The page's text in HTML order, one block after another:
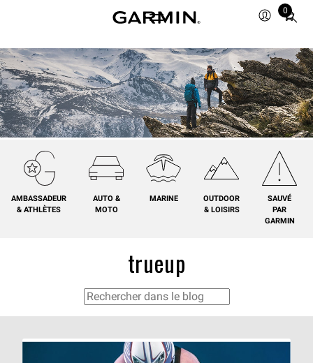
0
Total
in
cart:
0
AMBASSADEUR
& ATHLÈTES
AUTO &
MOTO
MARINE
OUTDOOR
& LOISIRS
SAUVÉ
PAR
GARMIN
trueup